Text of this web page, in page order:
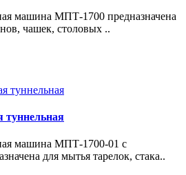
машина МПТ-1700 предназначена
чашек, столовых ..
туннельная
машина МПТ-1700-01 с
для мытья тарелок, стака..